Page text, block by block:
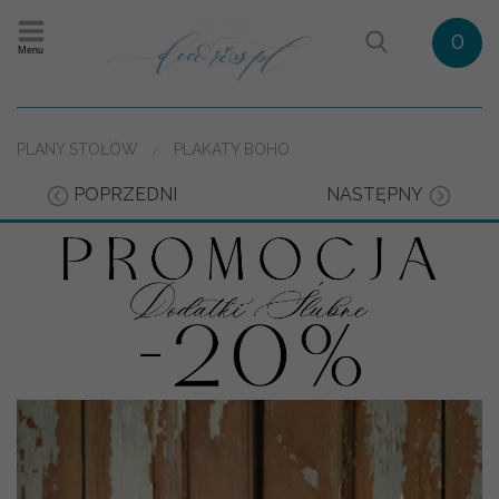
Menu 0
PLANY STOŁÓW PLAKATY BOHO
POPRZEDNI NASTĘPNY